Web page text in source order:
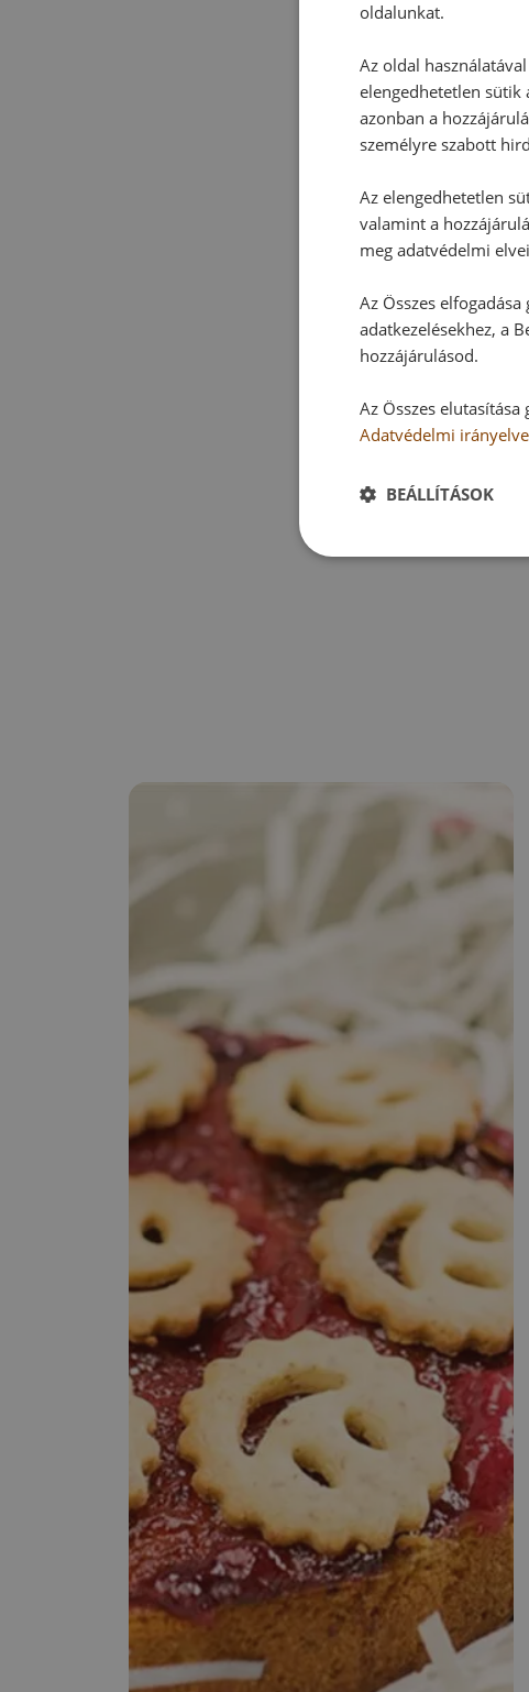
oldalunkat.
Az oldal
elengedhetetlen sütik
azonban a
személyre szabott
Az elengedhetetlen
valamint a
meg adatvédelmi
Az Összes
adatkezelésekhez, a
hozzájárulásod.
Az Összes
Adatvédelmi
BEÁLLÍTÁSOK